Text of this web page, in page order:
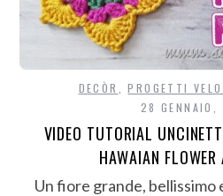
DECÒR ,PROGETTI
28
VIDEO TUTORIAL
HAWAIAN FLOWER
Un fiore grande, bellissimo